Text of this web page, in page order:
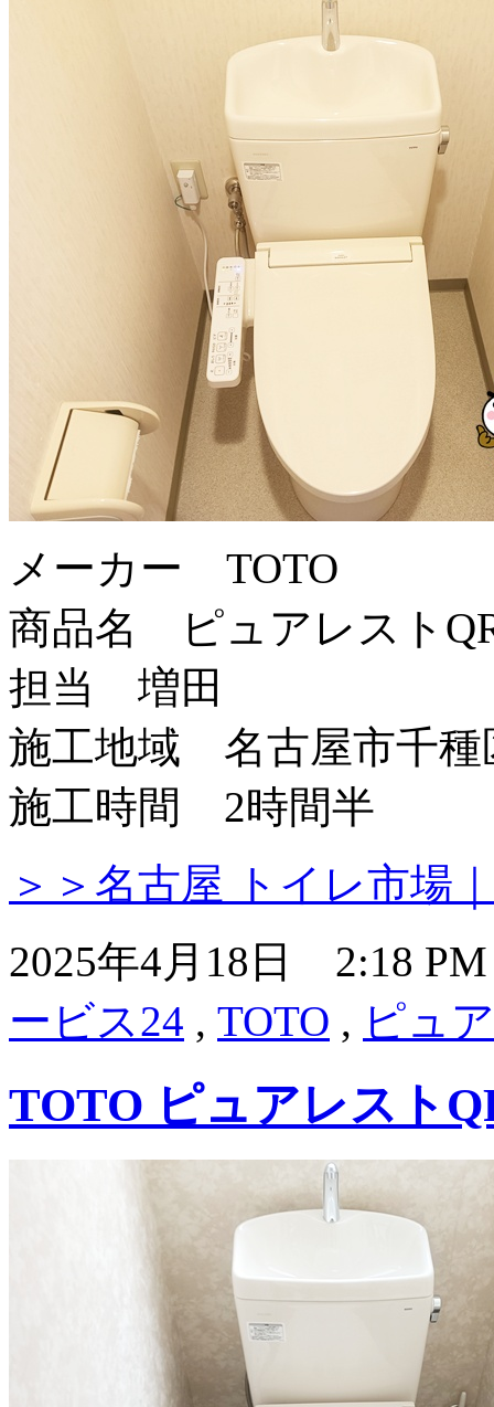
メーカー TOTO
商品名 ピュアレスト
担当 増田
施工地域 名古屋市千種
施工時間 2時間半
＞＞名古屋 トイレ市場
2025年4月18日 2:18
ービス24 , TOTO , ピュ
TOTO ピュアレスト